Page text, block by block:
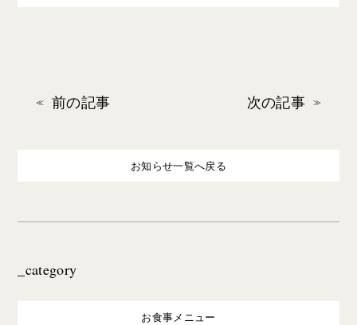
前の記事 次の記事
お知らせ一覧へ戻る
_category
お食事メニュー